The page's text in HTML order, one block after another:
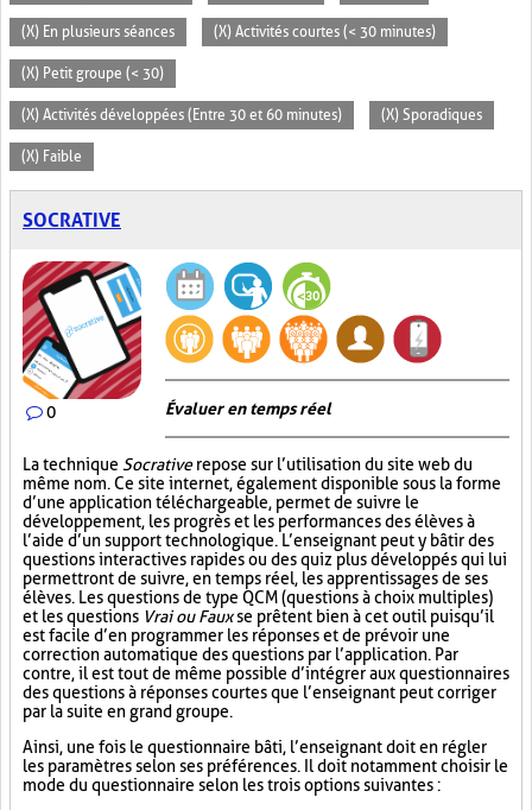
(X) En plusieurs séances (X) Activités courtes (< 30 minutes)
(X) Petit groupe (< 30)
(X) Activités développées (Entre 30 et 60 minutes) (X) Sporadiques
(X) Faible
SOCRATIVE
0 Évaluer en temps réel
La technique Socrativerepose sur l’utilisation du site web du
même nom. Ce site internet, également disponible sous la forme
d’une application téléchargeable, permet de suivre le
développement, les progrès et les performances des élèves à
l’aide d’un support technologique. L’enseignant peut y bâtir des
questions interactives rapides ou des quiz plus développés qui lui
permettront de suivre, en temps réel, les apprentissages de ses
élèves. Les questions de type QCM (questions à choix multiples)
et les questions Vrai ou Fauxse prêtent bien à cet outil puisqu’il
est facile d’en programmer les réponses et de prévoir une
correction automatique des questions par l’application. Par
contre, il est tout de même possible d’intégrer aux questionnaires
des questions à réponses courtes que l’enseignant peut corriger
par la suite en grand groupe.
Ainsi, une fois le questionnaire bâti, l’enseignant doit en régler
les paramètres selon ses préférences. Il doit notamment choisir le
mode du questionnaire selon les trois options suivantes :